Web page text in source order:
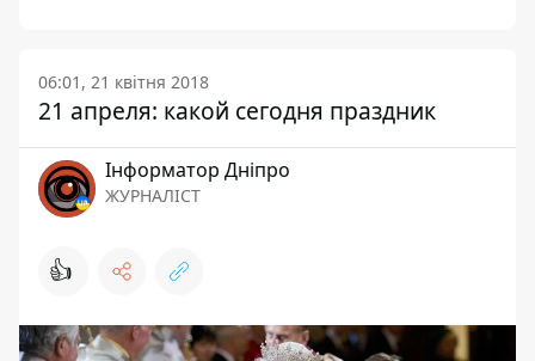
06:01, 21 квітня 2018
21 апреля: какой сегодня праздник
Інформатор Дніпро
ЖУРНАЛІСТ
👍